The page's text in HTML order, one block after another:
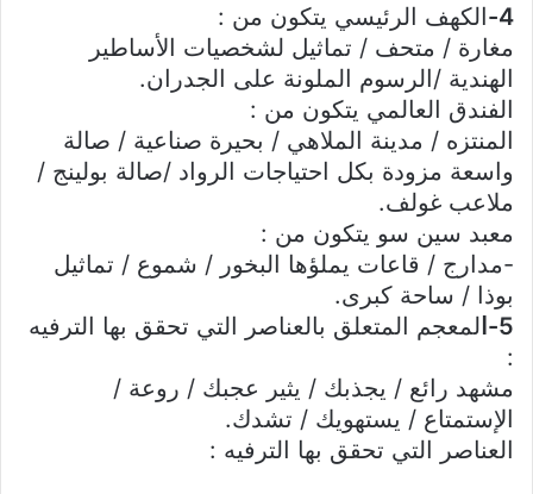
4- الكهف الرئيسي يتكون من :
مغارة / متحف / تماثيل لشخصيات الأساطير
الهندية /الرسوم الملونة على الجدران.
الفندق العالمي يتكون من :
المنتزه / مدينة الملاهي / بحيرة صناعية / صالة
واسعة مزودة بكل احتياجات الرواد /صالة بولينج /
ملاعب غولف.
معبد سين سو يتكون من :
-مدارج / قاعات يملؤها البخور / شموع / تماثيل
بوذا / ساحة كبرى.
5-ا
لمعجم المتعلق بالعناصر التي تحقق بها الترفيه
:
مشهد رائع / يجذبك / يثير عجبك / روعة /
الإستمتاع / يستهويك / تشدك.
العناصر التي تحقق بها الترفيه :